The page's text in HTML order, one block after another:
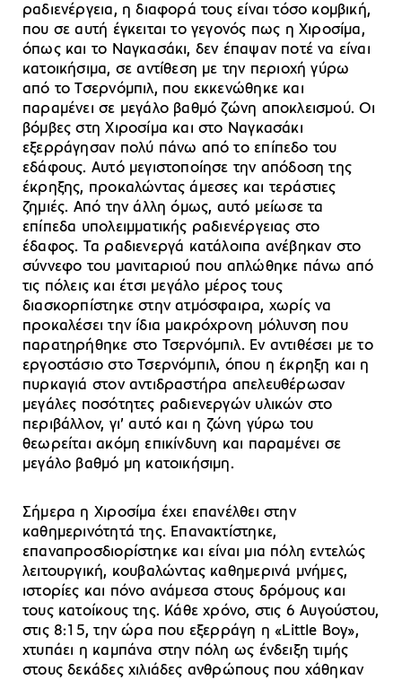
ραδιενέργεια, η διαφορά τους είναι τόσο κομβική,
που σε αυτή έγκειται το γεγονός πως η Χιροσίμα,
όπως και το Ναγκασάκι, δεν έπαψαν ποτέ να είναι
κατοικήσιμα, σε αντίθεση με την περιοχή γύρω
από το Τσερνόμπιλ, που εκκενώθηκε και
παραμένει σε μεγάλο βαθμό ζώνη αποκλεισμού. Οι
βόμβες στη Χιροσίμα και στο Ναγκασάκι
εξερράγησαν πολύ πάνω από το επίπεδο του
εδάφους. Αυτό μεγιστοποίησε την απόδοση της
έκρηξης, προκαλώντας άμεσες και τεράστιες
ζημιές. Από την άλλη όμως, αυτό μείωσε τα
επίπεδα υπολειμματικής ραδιενέργειας στο
έδαφος. Τα ραδιενεργά κατάλοιπα ανέβηκαν στο
σύννεφο του μανιταριού που απλώθηκε πάνω από
τις πόλεις και έτσι μεγάλο μέρος τους
διασκορπίστηκε στην ατμόσφαιρα, χωρίς να
προκαλέσει την ίδια μακρόχρονη μόλυνση που
παρατηρήθηκε στο Τσερνόμπιλ. Εν αντιθέσει με το
εργοστάσιο στο Τσερνόμπιλ, όπου η έκρηξη και η
πυρκαγιά στον αντιδραστήρα απελευθέρωσαν
μεγάλες ποσότητες ραδιενεργών υλικών στο
περιβάλλον, γι’ αυτό και η ζώνη γύρω του
θεωρείται ακόμη επικίνδυνη και παραμένει σε
μεγάλο βαθμό μη κατοικήσιμη.
Σήμερα η Χιροσίμα έχει επανέλθει στην
καθημερινότητά της. Επανακτίστηκε,
επαναπροσδιορίστηκε και είναι μια πόλη εντελώς
λειτουργική, κουβαλώντας καθημερινά μνήμες,
ιστορίες και πόνο ανάμεσα στους δρόμους και
τους κατοίκους της. Κάθε χρόνο, στις 6 Αυγούστου,
στις 8:15, την ώρα που εξερράγη η «Little Boy»,
χτυπάει η καμπάνα στην πόλη ως ένδειξη τιμής
στους δεκάδες χιλιάδες ανθρώπους που χάθηκαν